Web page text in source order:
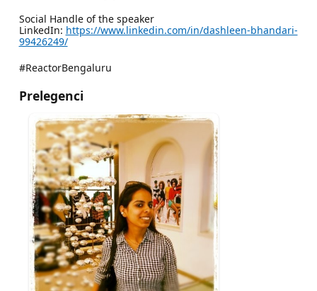
Social Handle of the speaker
LinkedIn: https://www.linkedin.com/in/dashleen-bhandari-
99426249/
#ReactorBengaluru
Prelegenci